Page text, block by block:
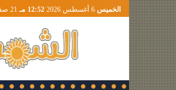
الخميس 12:52 مـ 21 صفر 1448